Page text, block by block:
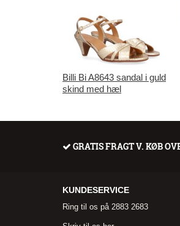
Billi Bi A8643 sandal i guld
skind med hæl
GRATIS FRAGT V. KØB
KUNDESERVICE
Ring til os på 2883 2683